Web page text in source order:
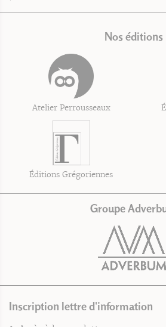
Nos éditions
Atelier Perrousseaux
Éditions Grégoriennes
Groupe
Inscription lettre d'information